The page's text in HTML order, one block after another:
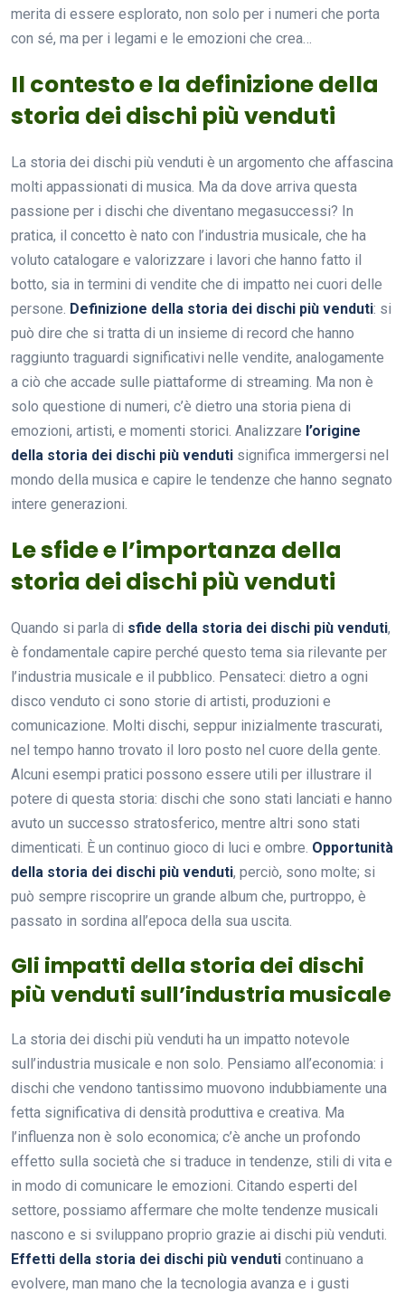
merita di essere esplorato, non solo per i numeri che porta
con sé, ma per i legami e le emozioni che crea…
Il contesto e la definizione della
storia dei dischi più venduti
La storia dei dischi più venduti è un argomento che affascina
molti appassionati di musica. Ma da dove arriva questa
passione per i dischi che diventano megasuccessi? In
pratica, il concetto è nato con l’industria musicale, che ha
voluto catalogare e valorizzare i lavori che hanno fatto il
botto, sia in termini di vendite che di impatto nei cuori delle
persone. Definizione della storia dei dischi più venduti: si
può dire che si tratta di un insieme di record che hanno
raggiunto traguardi significativi nelle vendite, analogamente
a ciò che accade sulle piattaforme di streaming. Ma non è
solo questione di numeri, c’è dietro una storia piena di
emozioni, artisti, e momenti storici. Analizzare l’origine
della storia dei dischi più venduti significa immergersi nel
mondo della musica e capire le tendenze che hanno segnato
intere generazioni.
Le sfide e l’importanza della
storia dei dischi più venduti
Quando si parla di sfide della storia dei dischi più venduti,
è fondamentale capire perché questo tema sia rilevante per
l’industria musicale e il pubblico. Pensateci: dietro a ogni
disco venduto ci sono storie di artisti, produzioni e
comunicazione. Molti dischi, seppur inizialmente trascurati,
nel tempo hanno trovato il loro posto nel cuore della gente.
Alcuni esempi pratici possono essere utili per illustrare il
potere di questa storia: dischi che sono stati lanciati e hanno
avuto un successo stratosferico, mentre altri sono stati
dimenticati. È un continuo gioco di luci e ombre. Opportunità
della storia dei dischi più venduti, perciò, sono molte; si
può sempre riscoprire un grande album che, purtroppo, è
passato in sordina all’epoca della sua uscita.
Gli impatti della storia dei dischi
più venduti sull’industria musicale
La storia dei dischi più venduti ha un impatto notevole
sull’industria musicale e non solo. Pensiamo all’economia: i
dischi che vendono tantissimo muovono indubbiamente una
fetta significativa di densità produttiva e creativa. Ma
l’influenza non è solo economica; c’è anche un profondo
effetto sulla società che si traduce in tendenze, stili di vita e
in modo di comunicare le emozioni. Citando esperti del
settore, possiamo affermare che molte tendenze musicali
nascono e si sviluppano proprio grazie ai dischi più venduti.
Effetti della storia dei dischi più venduti continuano a
evolvere, man mano che la tecnologia avanza e i gusti